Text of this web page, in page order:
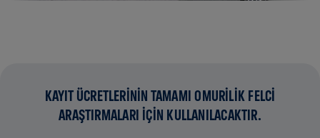
KAYIT ÜCRETLERİNİN TAMAMI OMURİLİK FELCİ
ARAŞTIRMALARI İÇİN KULLANILACAKTIR.